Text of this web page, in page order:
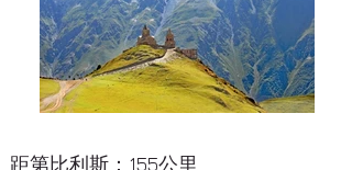
距第比利斯：155公里